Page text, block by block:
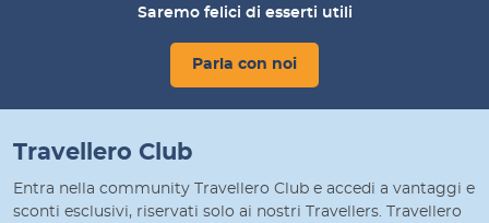
Saremo felici di esserti utili
Parla con noi
Travellero Club
Entra nella community Travellero Club e accedi a vantaggi e
sconti esclusivi, riservati solo ai nostri Travellers. Travellero